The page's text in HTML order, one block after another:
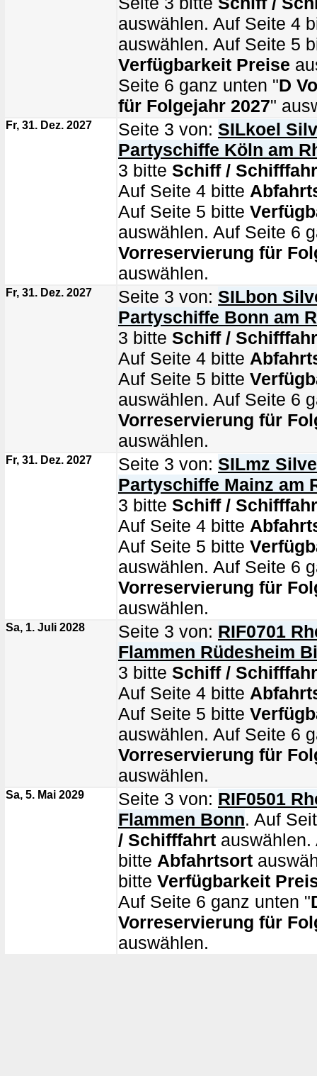
auswählen. Auf Seite 4
auswählen. Auf Seite 5
Verfügbarkeit Preise
Seite 6 ganz unten "D
für Folgejahr 2027"
Fr, 31. Dez. 2027 Seite 3 von: SILkoel
Partyschiffe Köln am
3 bitte Schiff /
Auf Seite 4 bitte
Auf Seite 5 bitte
auswählen. Auf Seite 6
Vorreservierung für
auswählen.
Fr, 31. Dez. 2027 Seite 3 von: SILbon
Partyschiffe Bonn am
3 bitte Schiff /
Auf Seite 4 bitte
Auf Seite 5 bitte
auswählen. Auf Seite 6
Vorreservierung für
auswählen.
Fr, 31. Dez. 2027 Seite 3 von: SILmz
Partyschiffe Mainz am
3 bitte Schiff /
Auf Seite 4 bitte
Auf Seite 5 bitte
auswählen. Auf Seite 6
Vorreservierung für
auswählen.
Sa, 1. Juli 2028 Seite 3 von: RIF0701
Flammen Rüdesheim
3 bitte Schiff /
Auf Seite 4 bitte
Auf Seite 5 bitte
auswählen. Auf Seite 6
Vorreservierung für
auswählen.
Sa, 5. Mai 2029 Seite 3 von: RIF0501
Flammen Bonn. Auf
/ Schifffahrt auswählen.
bitte Abfahrtsort
bitte Verfügbarkeit
Auf Seite 6 ganz unten "
Vorreservierung für
auswählen.